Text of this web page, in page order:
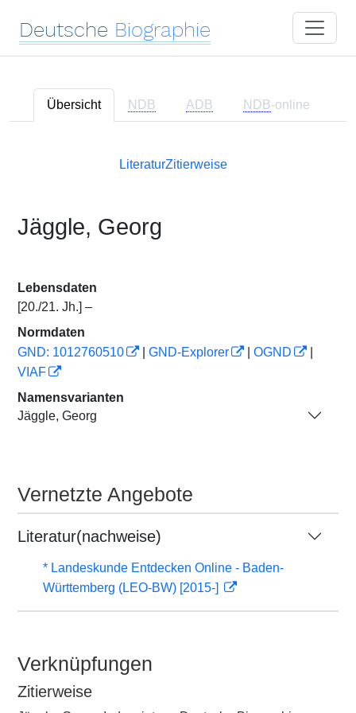
Deutsche Biographie
Übersicht NDB ADB NDB-online
LiteraturZitierweise
Jäggle, Georg
Lebensdaten
[20./21. Jh.] –
Normdaten
GND: 1012760510
GND-Explorer OGND
VIAF
Namensvarianten
Jäggle, Georg
Vernetzte Angebote
Literatur(nachweise)
* Landeskunde Entdecken Online - Baden-
Württemberg (LEO-BW) [2015-]
Verknüpfungen
Zitierweise